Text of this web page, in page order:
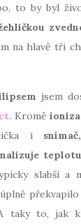
to by byl
na hlavě tři
jsem
Kromě
i
teplotu
slabší a
taky to, jak